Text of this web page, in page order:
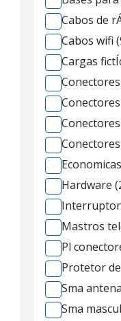
Cabos de
Cabos wifi
Cargas
Hardware
Mastros
Pl
Protetor
Sma
Sma